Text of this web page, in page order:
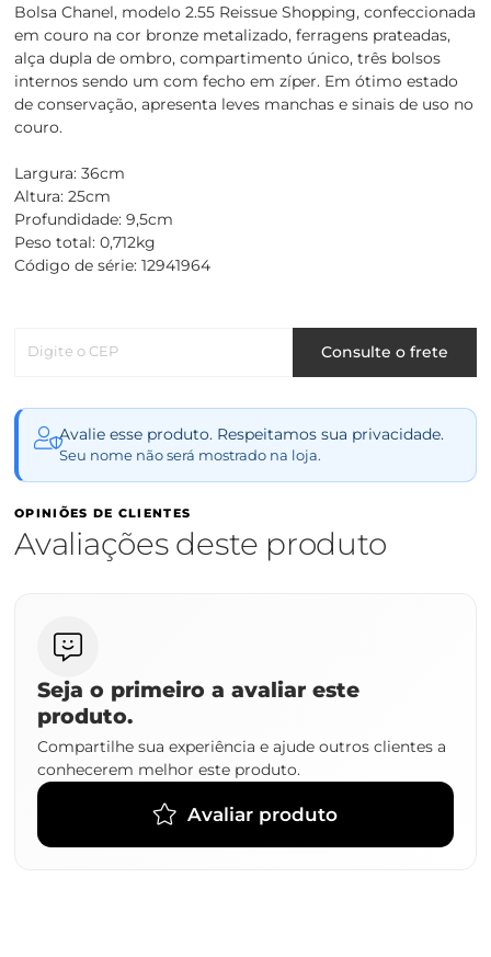
Bolsa Chanel, modelo 2.55 Reissue Shopping, confeccionada
em couro na cor bronze metalizado, ferragens prateadas,
alça dupla de ombro, compartimento único, três bolsos
internos sendo um com fecho em zíper. Em ótimo estado
de conservação, apresenta leves manchas e sinais de uso no
couro.
Largura: 36cm
Altura: 25cm
Profundidade: 9,5cm
Peso total: 0,712kg
Código de série: 12941964
Digite o CEP Consulte o frete
Avalie esse produto. Respeitamos sua privacidade.
Seu nome não será mostrado na loja.
OPINIÕES DE CLIENTES
Avaliações deste produto
Seja o primeiro a avaliar este
produto.
Compartilhe sua experiência e ajude outros clientes a
conhecerem melhor este produto.
Avaliar produto